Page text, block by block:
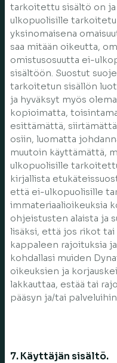
tarkoitettu sisältö on
ulkopuolisille
yksinomaisena
saa mitään oikeutta,
omistusosuutta ei-
sisältöön. Suostut
tarkoitetun sisällön
ja hyväksyt myös
kopioimatta,
esittämättä,
osiin, luomatta
muutoin käyttämättä,
ulkopuolisille
kirjallista
että ei-ulkopuolisille
immateriaalioikeuksia
ohjeistusten alaista ja
lisäksi, että jos rikot tai
kappaleen rajoituksia
kohdallasi muiden
oikeuksien ja
lakkauttaa, estää tai
pääsyn ja/tai
7. Käyttäjän sisältö.